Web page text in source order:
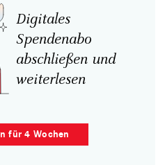
Digitales
Spendenabo
abschließen und
weiterlesen
für 4 Wochen